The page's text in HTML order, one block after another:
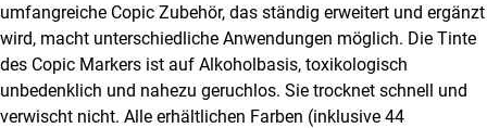
umfangreiche Copic Zubehör, das ständig erweitert und ergänzt
wird, macht unterschiedliche Anwendungen möglich. Die Tinte
des Copic Markers ist auf Alkoholbasis, toxikologisch
unbedenklich und nahezu geruchlos. Sie trocknet schnell und
verwischt nicht. Alle erhältlichen Farben (inklusive 44